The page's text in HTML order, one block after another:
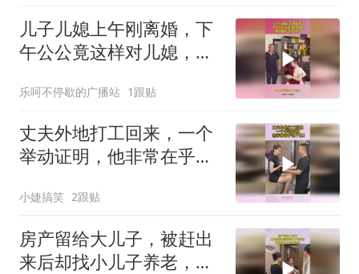
儿子儿媳上午刚离婚，下
午公公竟这样对儿媳，爱
乐呵不停歇的广播站 1跟贴
丈夫外地打工回来，一个
举动证明，他非常在乎这
小婕搞笑 2跟贴
房产留给大儿子，被赶出
来后却找小儿子养老，还